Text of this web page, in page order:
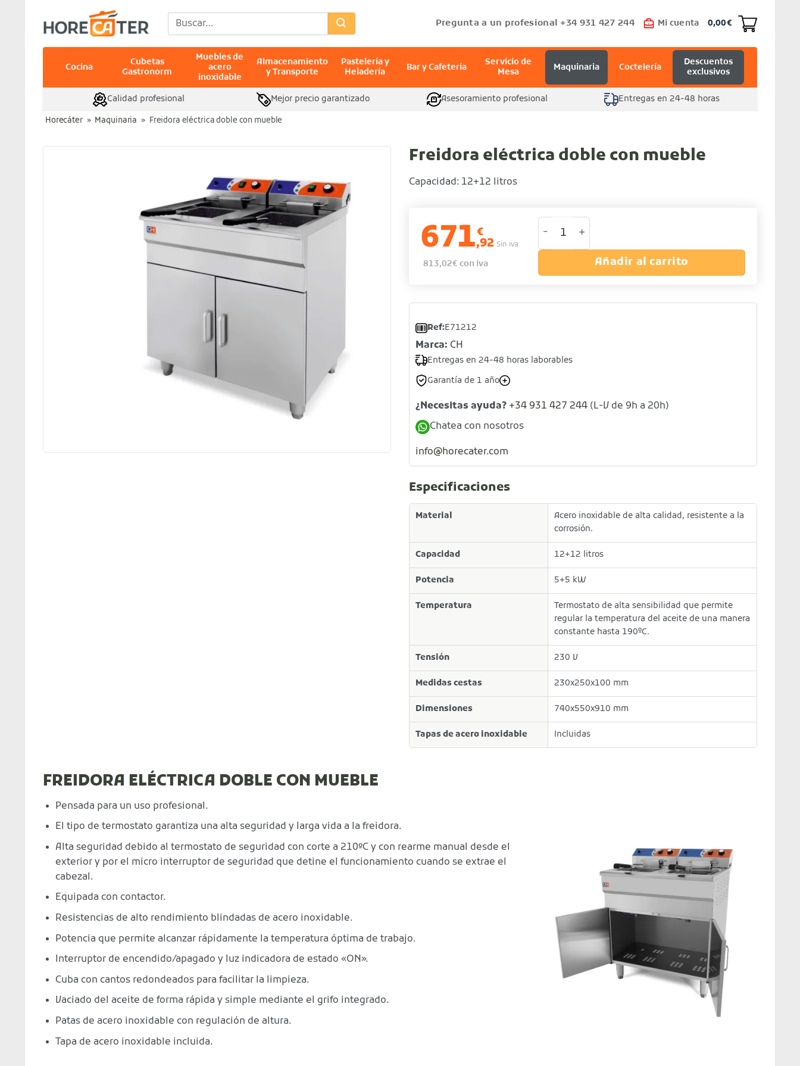
contenido
Buscar
por:
Pregunta a un profesional +34 931 427 244 Mi cuenta 0,00€
Cocina
Cubetas
Gastronorm
Muebles de
acero
inoxidable
Almacenamiento
y Transporte
Pastelería y
Heladería
Bar y Cafetería
Servicio de
Mesa
Maquinaria Coctelería
Descuentos
exclusivos
Calidad profesional Mejor precio garantizado Asesoramiento profesional Entregas en 24-48 horas
Horecáter » Maquinaria » Freidora eléctrica doble con mueble
Freidora eléctrica doble con mueble
Capacidad: 12+12 litros
671€
,92 Sin iva
813,02€ con iva
Freidora eléctrica doble con mueble cantidad
Añadir al carrito
Ref:E71212
Marca: CH
Entregas en 24-48 horas laborables
Garantía de 1 año
¿Necesitas ayuda? +34 931 427 244 (L-V de 9h a 20h)
Chatea con nosotros
info@horecater.com
Especificaciones
Material
Acero inoxidable de alta calidad, resistente a la
corrosión.
Capacidad 12+12 litros
Potencia 5+5 kW
Temperatura
Termostato de alta sensibilidad que permite
regular la temperatura del aceite de una manera
constante hasta 190ºC.
Tensión 230 V
Medidas cestas 230x250x100 mm
Dimensiones 740x550x910 mm
Tapas de acero inoxidable Incluidas
FREIDORA ELÉCTRICA DOBLE CON MUEBLE
Pensada para un uso profesional.
El tipo de termostato garantiza una alta seguridad y larga vida a la freidora.
Alta seguridad debido al termostato de seguridad con corte a 210ºC y con rearme manual desde el
exterior y por el micro interruptor de seguridad que detine el funcionamiento cuando se extrae el
cabezal.
Equipada con contactor.
Resistencias de alto rendimiento blindadas de acero inoxidable.
Potencia que permite alcanzar rápidamente la temperatura óptima de trabajo.
Interruptor de encendido/apagado y luz indicadora de estado «ON».
Cuba con cantos redondeados para facilitar la limpieza.
Vaciado del aceite de forma rápida y simple mediante el grifo integrado.
Patas de acero inoxidable con regulación de altura.
Tapa de acero inoxidable incluida.